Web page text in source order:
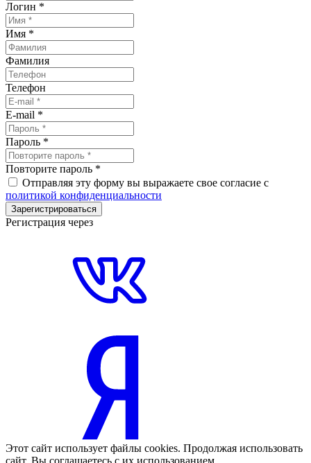
Логин *
Имя *
Фамилия
Телефон
E-mail *
Пароль *
Повторите пароль *
Отправляя эту форму вы выражаете свое согласие с
политикой конфиденциальности
Зарегистрироваться
Регистрация через
Этот сайт использует файлы cookies. Продолжая использовать